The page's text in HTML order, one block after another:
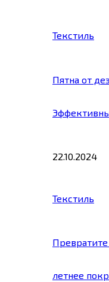
Текстиль
Пятна от
22.10.2024
Текстиль
летнее